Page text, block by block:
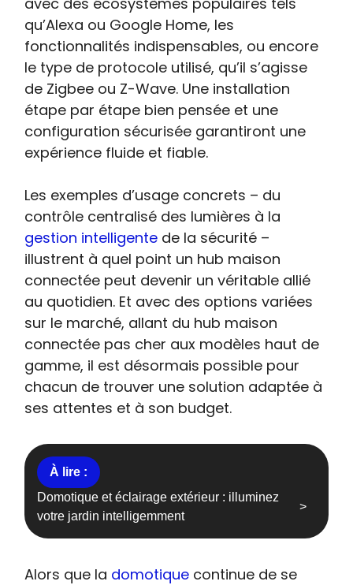
qu’Alexa ou Google Home, les
fonctionnalités indispensables, ou encore
le type de protocole utilisé, qu’il s’agisse
de Zigbee ou Z-Wave. Une installation
étape par étape bien pensée et une
configuration sécurisée garantiront une
expérience fluide et fiable.
Les exemples d’usage concrets – du
contrôle centralisé des lumières à la
gestion intelligente de la sécurité –
illustrent à quel point un hub maison
connectée peut devenir un véritable allié
au quotidien. Et avec des options variées
sur le marché, allant du hub maison
connectée pas cher aux modèles haut de
gamme, il est désormais possible pour
chacun de trouver une solution adaptée à
ses attentes et à son budget.
Domotique et éclairage extérieur : illuminez
votre jardin intelligemment
Alors que la domotique continue de se